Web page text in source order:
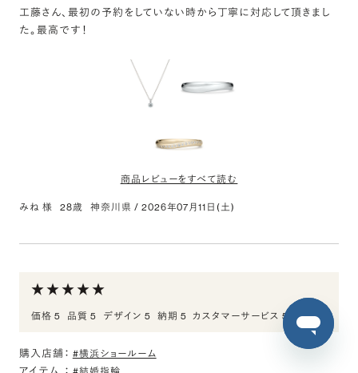
くります（笑）ぜひ皆さんも候補の中に入れてみてください。
今後もメンテナンスなどでお世話になります。本当にありがとうござ
K18CG アトリエラ リング 2.0mm 4-14
結婚指輪を見つけてしまいました。相談している最中、スタッフの方
が身につけているピンキーリングに目が止まり、完全に一目惚れで
くります（笑）ぜひ皆さんも候補の中に入れてみてください。
今後もメンテナンスなどでお世話になります。本当にありがとうござ
いました。
K18YG レイヤード ダイヤモンド ハーフエタニティ リ
工藤さん、最初の予約をしていない時から丁寧に対応して頂きまし
た。最高です！
商品レビューをすべて読む
0.5ct
オーダーメイドだからこそ...
１ポイントのデザインが珍しくて選びました。本物のダイヤは想像以
上にキラキラしていてテンション爆上がりでした。オーダーメイドだ
からこその自分だけのデザイン。そこが魅力的で素敵だなと思いま
みね 様 28歳 神奈川県 / 2026年07月11日(土)
価格 5 品質 5 デザイン 5 納期 5 カスタマーサービス 5
購入店舗： #横浜ショールーム